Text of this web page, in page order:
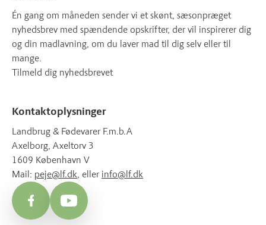
Én gang om måneden sender vi et skønt, sæsonpræget
nyhedsbrev med spændende opskrifter, der vil inspirerer dig
og din madlavning, om du laver mad til dig selv eller til
mange.
Tilmeld dig nyhedsbrevet
Kontaktoplysninger
Landbrug & Fødevarer F.m.b.A
Axelborg, Axeltorv 3
1609 København V
Mail: peje@lf.dk, eller info@lf.dk
FacebookYouTube